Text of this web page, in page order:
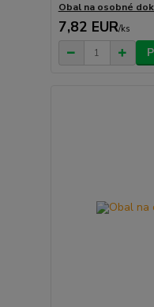
Obal na osobné
7,82 EUR/ks